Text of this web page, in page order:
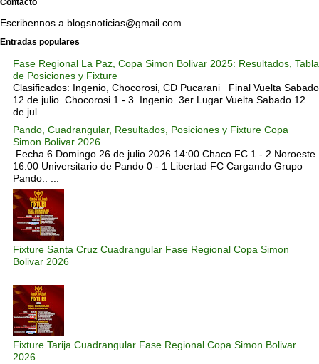
Contacto
Escribennos a blogsnoticias@gmail.com
Entradas populares
Fase Regional La Paz, Copa Simon Bolivar 2025: Resultados, Tabla
de Posiciones y Fixture
Clasificados: Ingenio, Chocorosi, CD Pucarani Final Vuelta Sabado
12 de julio Chocorosi 1 - 3 Ingenio 3er Lugar Vuelta Sabado 12
de jul...
Pando, Cuadrangular, Resultados, Posiciones y Fixture Copa
Simon Bolivar 2026
Fecha 6 Domingo 26 de julio 2026 14:00 Chaco FC 1 - 2 Noroeste
16:00 Universitario de Pando 0 - 1 Libertad FC Cargando Grupo
Pando.. ...
Fixture Santa Cruz Cuadrangular Fase Regional Copa Simon
Bolivar 2026
Fixture Tarija Cuadrangular Fase Regional Copa Simon Bolivar
2026